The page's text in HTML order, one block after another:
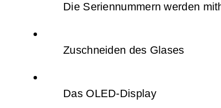
Die Seriennummern werden
Zuschneiden des Glases
Das OLED-Display